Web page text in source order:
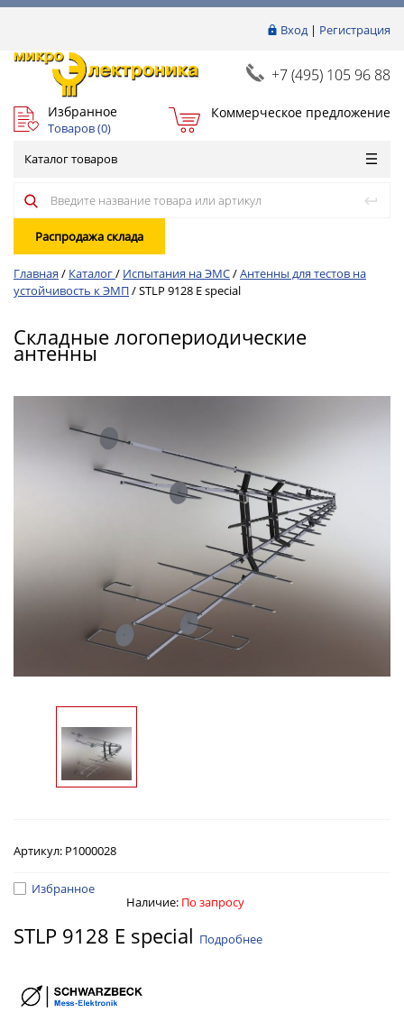
Вход| Регистрация
+7 (495) 105 96 88
Избранное
Товаров (0)
Коммерческое предложение
Каталог товаров
Распродажа склада
Главная / Каталог/ Испытания на ЭМС/Антенны для тестов на
устойчивость к ЭМП/STLP 9128 E special
Складные логопериодические
антенны
Артикул: Р1000028
Избранное
Наличие: По запросу
STLP 9128 E special Подробнее